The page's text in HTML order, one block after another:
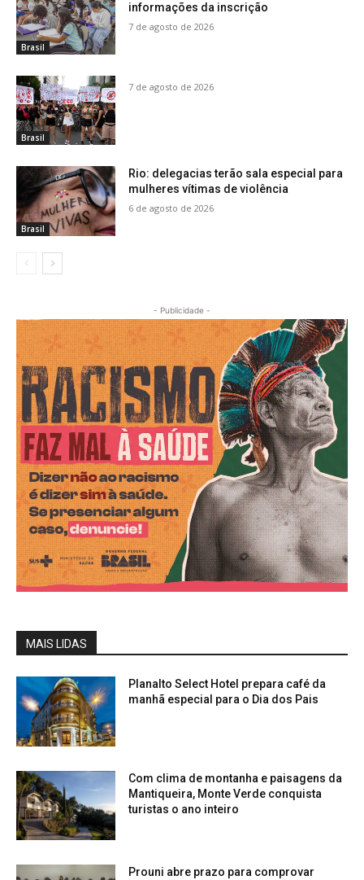
Brasil
informações da inscrição
7 de agosto de 2026
Brasil
7 de agosto de 2026
Brasil
Rio: delegacias terão sala especial para
mulheres vítimas de violência
6 de agosto de 2026
- Publicidade -
MAIS LIDAS
Planalto Select Hotel prepara café da
manhã especial para o Dia dos Pais
Com clima de montanha e paisagens da
Mantiqueira, Monte Verde conquista
turistas o ano inteiro
Prouni abre prazo para comprovar